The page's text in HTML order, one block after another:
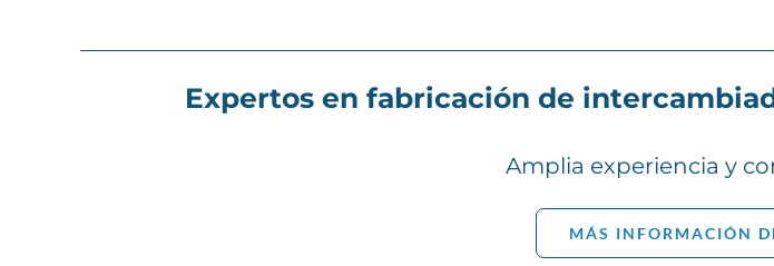
Expertos en fabricación de
Amplia experiencia y
MÁS INFORMACIÓN